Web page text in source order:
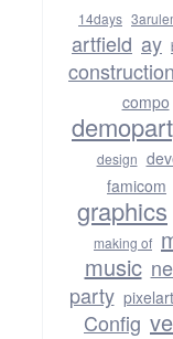
14days
artfield ay
compo
design
famicom
graphics
making of
music
party pixelart
Config